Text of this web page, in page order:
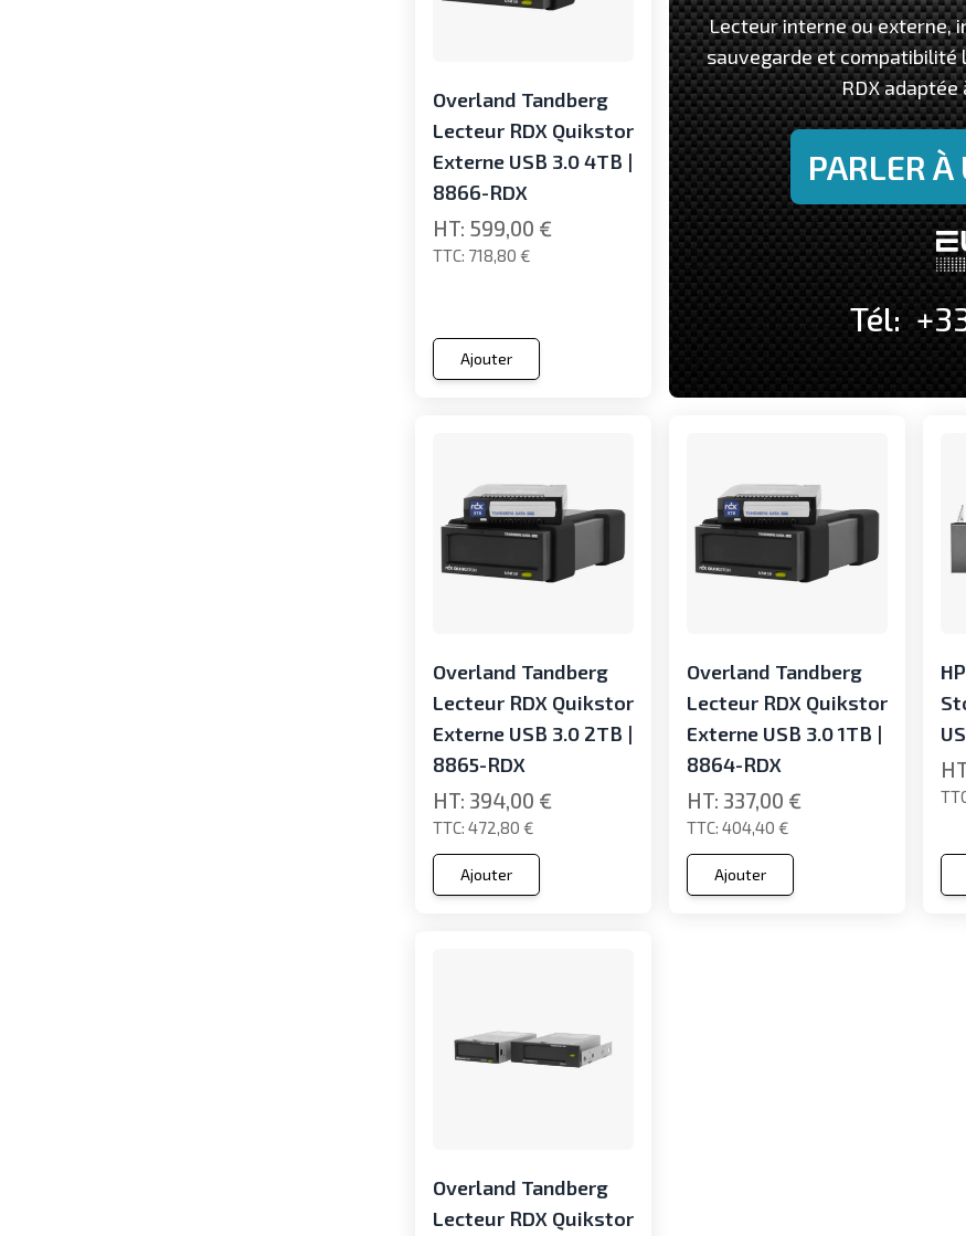
Overland Tandberg
Lecteur RDX Quikstor
Externe USB 3.0 4TB |
8866-RDX
718,80 €
599,00 €
Ajouter
Lecteur interne ou externe,
sauvegarde et compatibilité
RDX adaptée
PARLER
Tél:
Overland Tandberg
Lecteur RDX Quikstor
Externe USB 3.0 2TB |
8865-RDX
472,80 €
394,00 €
Ajouter
Overland Tandberg
Lecteur RDX Quikstor
Externe USB 3.0 1TB |
8864-RDX
404,40 €
337,00 €
Ajouter
Overland Tandberg
Lecteur RDX Quikstor